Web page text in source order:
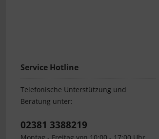
Service Hotline
Telefonische Unterstützung und
Beratung unter:
02381 3388219
Montag - Freitag von 10:00 - 17:00 Uhr